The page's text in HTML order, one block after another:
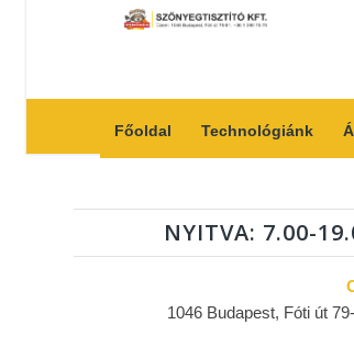
Főoldal Technológiánk
NYITVA: 7.00-
1046 Budapest, Fóti út